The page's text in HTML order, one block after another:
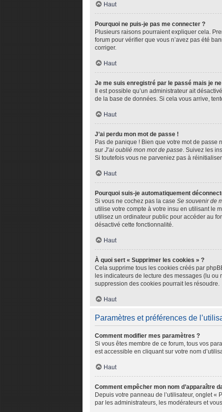
Haut
Pourquoi ne puis-je pas me connecter ?
Plusieurs raisons pourraient expliquer cela.
forum pour vérifier que vous n’avez pas été
corriger.
Haut
Je me suis enregistré par le passé mais je
Il est possible qu’un administrateur ait
de la base de données. Si cela vous arrive,
Haut
J’ai perdu mon mot de passe !
Pas de panique ! Bien que votre mot de
sur J’ai oublié mon mot de passe. Suivez les
Si toutefois vous ne parveniez pas à
Haut
Pourquoi suis-je automatiquement
Si vous ne cochez pas la case Se souvenir de
utilise votre compte à votre insu en utilisant le
utilisez un ordinateur public pour accéder au
désactivé cette fonctionnalité.
Haut
À quoi sert « Supprimer les cookies » ?
Cela supprime tous les cookies créés par
les indicateurs de lecture des messages (lu
suppression des cookies pourrait les résoudre.
Haut
Paramètres et préférences de
Comment modifier mes paramètres ?
Si vous êtes membre de ce forum, tous vos
est accessible en cliquant sur votre nom
Haut
Comment empêcher mon nom d’apparaître
Depuis votre panneau de l’utilisateur, onglet «
par les administrateurs, les modérateurs et